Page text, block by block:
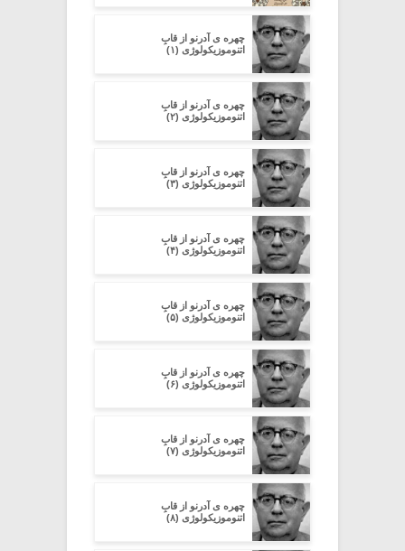
چهره ی آدرنو از قابِ
اتنوموزیکولوژی (۱)
چهره ی آدرنو از قابِ
اتنوموزیکولوژی (۲)
چهره ی آدرنو از قابِ
اتنوموزیکولوژی (۳)
چهره ی آدرنو از قابِ
اتنوموزیکولوژی (۴)
چهره ی آدرنو از قابِ
اتنوموزیکولوژی (۵)
چهره ی آدرنو از قابِ
اتنوموزیکولوژی (۶)
چهره ی آدرنو از قابِ
اتنوموزیکولوژی (۷)
چهره ی آدرنو از قابِ
اتنوموزیکولوژی (۸)